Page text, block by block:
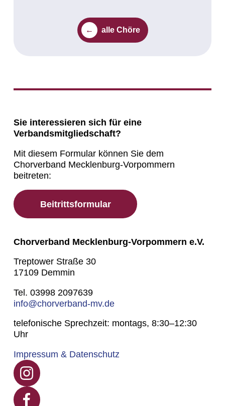
alle Chöre
Sie interessieren sich für eine
Verbandsmitgliedschaft?
Mit diesem Formular können Sie dem
Chorverband Mecklenburg-Vorpommern
beitreten:
Beitrittsformular
Chorverband Mecklenburg-Vorpommern e.V.
Treptower Straße 30
17109 Demmin
Tel. 03998 2097639
info@chorverband-mv.de
telefonische Sprechzeit: montags, 8:30–12:30
Uhr
Impressum & Datenschutz